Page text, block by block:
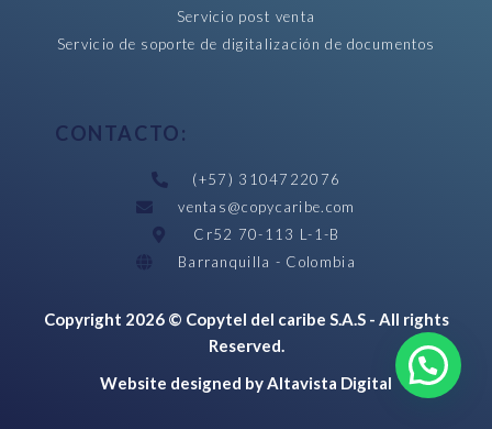
Servicio post venta
Servicio de soporte de digitalización de documentos
CONTACTO:
(+57) 3104722076
ventas@copycaribe.com
Cr52 70-113 L-1-B
Barranquilla - Colombia
Copyright 2026 © Copytel del caribe S.A.S - All rights
Reserved.
Website designed by Altavista Digital